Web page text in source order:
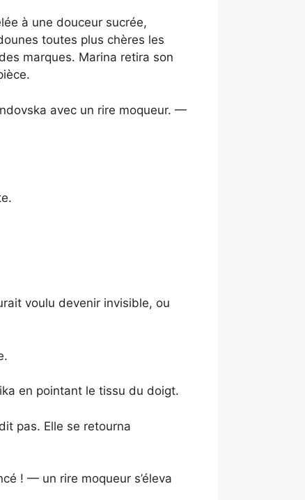
à une douceur sucrée,
toutes plus chères les
marques. Marina retira son
avec un rire moqueur. —
voulu devenir invisible, ou
en pointant le tissu du doigt.
pas. Elle se retourna
! — un rire moqueur s’éleva